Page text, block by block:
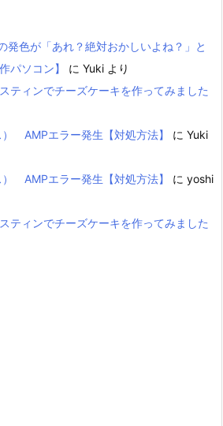
発色が「あれ？絶対おかしいよね？」と
パソコン】
に Yuki より
ティンでチーズケーキを作ってみました
AMPエラー発生【対処方法】
に Yuki
AMPエラー発生【対処方法】
に yoshi
ティンでチーズケーキを作ってみました